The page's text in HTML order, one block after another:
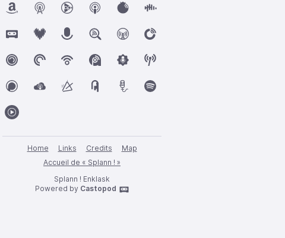
Home Links Credits
Map
Accueil de « Splann ! »
Splann ! Enklask
Powered by Castopod